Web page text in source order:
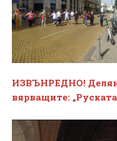
ИЗВЪНРЕДНО!
вярващите: